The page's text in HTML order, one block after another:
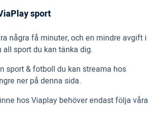
sport
några få minuter, och en mindre avgift i
all sport du kan tänka dig.
sport & fotboll du kan streama hos
ner på denna sida.
hos Viaplay behöver endast följa våra